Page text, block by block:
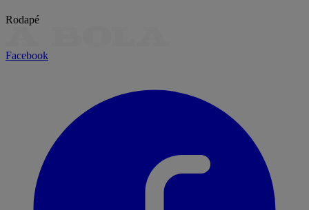
Rodapé
Facebook